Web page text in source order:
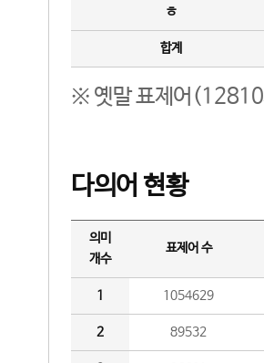
ㅎ
합계
※ 옛말 표제어(12810
다의어 현황
의미
개수
표제어 수
1 1054629
2 89532